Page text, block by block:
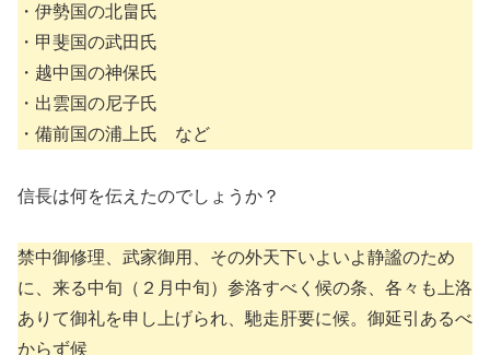
・伊勢国の北畠氏
・甲斐国の武田氏
・越中国の神保氏
・出雲国の尼子氏
・備前国の浦上氏 など
信長は何を伝えたのでしょうか？
禁中御修理、武家御用、その外天下いよいよ静謐のため
に、来る中旬（２月中旬）参洛すべく候の条、各々も上洛
ありて御礼を申し上げられ、馳走肝要に候。御延引あるべ
からず候